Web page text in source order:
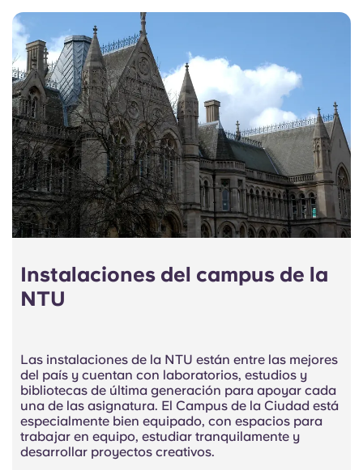
Instalaciones del campus de la
NTU
Las instalaciones de la NTU están entre las mejores
del país y cuentan con laboratorios, estudios y
bibliotecas de última generación para apoyar cada
una de las asignatura. El Campus de la Ciudad está
especialmente bien equipado, con espacios para
trabajar en equipo, estudiar tranquilamente y
desarrollar proyectos creativos.